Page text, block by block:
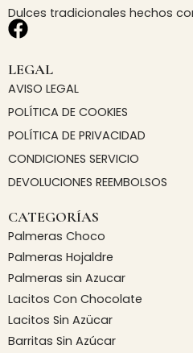
Dulces tradicionales hechos
F
c
e
b
o
o
k
LEGAL
AVISO LEGAL
POLÍTICA DE COOKIES
POLÍTICA DE PRIVACIDAD
CONDICIONES SERVICIO
DEVOLUCIONES REEMBOLSOS
CATEGORÍAS
Palmeras Choco
Palmeras Hojaldre
Palmeras sin Azucar
Lacitos Con Chocolate
Lacitos Sin Azücar
Barritas Sin Azúcar